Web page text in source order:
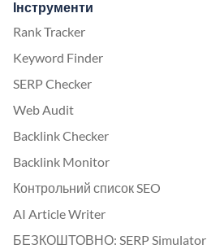
Інструменти
Rank Tracker
Keyword Finder
SERP Checker
Web Audit
Backlink Checker
Backlink Monitor
Контрольний список SEO
AI Article Writer
БЕЗКОШТОВНО: SERP Simulator